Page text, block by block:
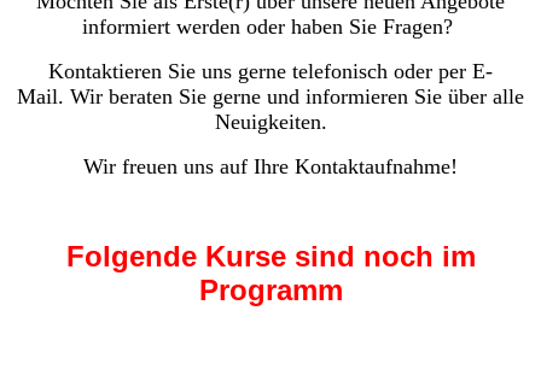
informiert werden oder haben Sie Fragen?
Kontaktieren Sie uns gerne telefonisch oder per E-
Mail. Wir beraten Sie gerne und informieren Sie über alle
Neuigkeiten.
Wir freuen uns auf Ihre Kontaktaufnahme!
Folgende Kurse sind noch im
Programm